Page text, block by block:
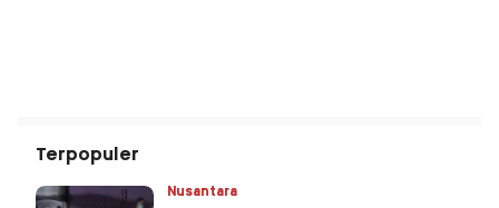
Terpopuler
Nusantara